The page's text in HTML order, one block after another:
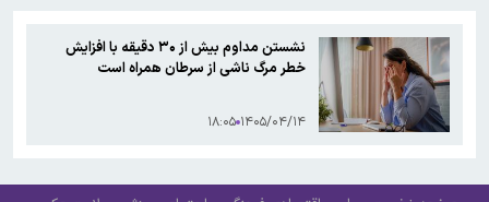
حمله حسین شریعتمداری به پیمان سه گانه پاکستان،عربستان،ترکیه/
سران این سه کشور در قتل عام غزه دست داشتند
رمضان‌زاده: عربستان جرأت مخالفت با پیشنهاد ایران برای پیوستن به
«پیمان مکه» را ندارد؛ باید تبلیغ کنیم این پیمان ضداسرائیلی است، نه
ضدایرانی
افزایش ۷۰ تا ۱۰۰ درصدی اجاره‌بها در تهران/ فشار هزینه مسکن روی
نشستن مداوم بیش از ۳۰ دقیقه با افزایش
خطر مرگ ناشی از سرطان همراه است
۱۴۰۵/۰۴/۱۴ ۱۸:۰۵